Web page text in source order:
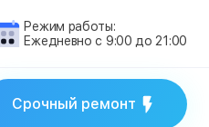
Режим работы:
Ежедневно с 9:00 до 21:00
Срочный ремонт